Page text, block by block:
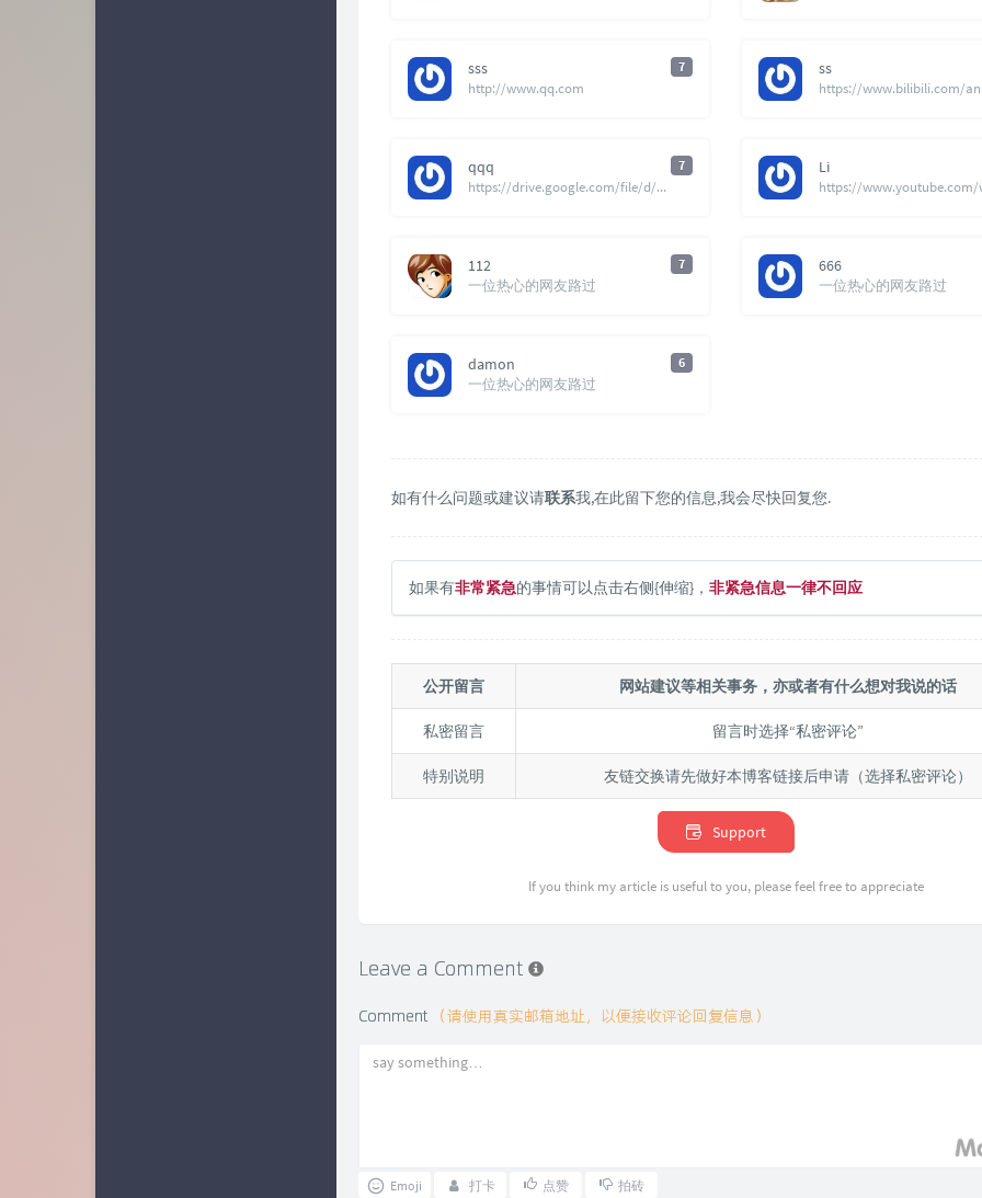
7
sss
http://www.qq.com
ss
7
qqq
https://drive.google.com/file/d/1bXjqeq6wT_7Mysq2LH34eN-v5Dw4FfM0/view?usp=sharing
Li
7
112
一位热心的网友路过
666
一位热心的网友路过
6
damon
一位热心的网友路过
如有什么问题或建议请联系我,在此留下您的信息,我会尽快回复您.
如果有非常紧急的事情可以点击右侧{伸缩}， 非紧急信息一律不回应
公开留言 网站建议等相关事务，亦或者有什么想对我说的话
私密留言 留言时选择“私密评论”
特别说明 友链交换请先做好本博客链接后申请（选择私密评论）
Support
If you think my article is useful to you, please feel free to appreciate
Leave a Comment
Comment （请使用真实邮箱地址，以便接收评论回复信息）
Emoji 打卡 点赞 拍砖